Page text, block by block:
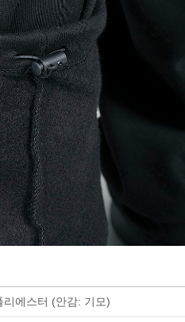
에스터 (안감: 기모)